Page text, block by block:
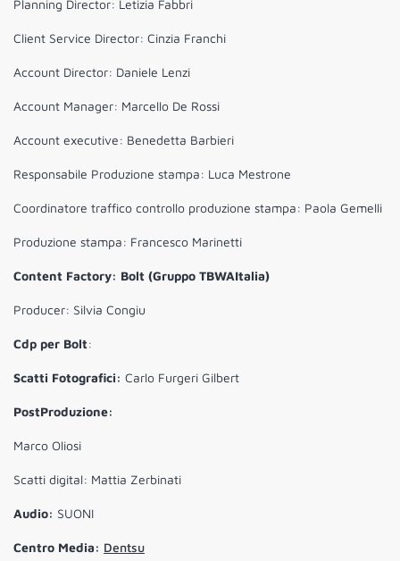
Planning Director: Letizia Fabbri
Client Service Director: Cinzia Franchi
Account Director: Daniele Lenzi
Account Manager: Marcello De Rossi
Account executive: Benedetta Barbieri
Responsabile Produzione stampa: Luca Mestrone
Coordinatore traffico controllo produzione stampa: Paola Gemelli
Produzione stampa: Francesco Marinetti
Content Factory: Bolt (Gruppo TBWAItalia)
Producer: Silvia Congiu
Cdp per Bolt:
Scatti Fotografici: Carlo Furgeri Gilbert
PostProduzione:
Marco Oliosi
Scatti digital: Mattia Zerbinati
Audio: SUONI
Centro Media: Dentsu